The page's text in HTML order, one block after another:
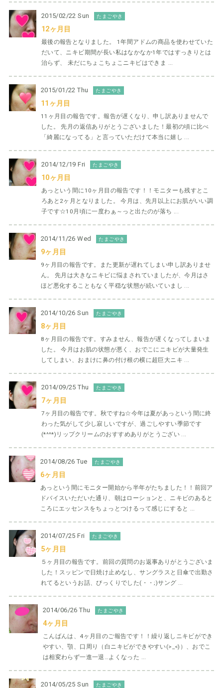
2015/02/22 Sun たまごやき
12ヶ月目
最後の報告となりました。 1年間アドムの商品を使わせていた
だいて、ニキビ期間が長い私はなかなか1年ではすっきりとは
治らず、 未だにちょこちょこニキビはできま ...
2015/01/22 Thu たまごやき
11ヶ月目
11ヶ月目の報告です。報告が遅くなり、申し訳ありませんで
した。 先月の返信ありがとうございました！最初の頃に比べ
「綺麗になってる」と言っていただけて本当に嬉し ...
2014/12/19 Fri たまごやき
10ヶ月目
あっという間に10ヶ月目の報告です！！モニターも残すとこ
ろあと2ヶ月となりました。 今月は、先月以上にお肌がいい調
子です☆10月頃に一度わぁ～っと出たのが落ち ...
2014/11/26 Wed たまごやき
9ヶ月目
9ヶ月目の報告です。また更新が遅れてしまい申し訳ありませ
ん。 先月は大きなニキビに悩まされていましたが、今月はさ
ほど悪化することもなく平穏な状態が続いていまし ...
2014/10/26 Sun たまごやき
8ヶ月目
8ヶ月目の報告です。すみません、報告が遅くなってしまいま
した。 今月はお肌の状態が悪く、おでこにニキビが大量発生
してしまい、おまけに鼻の付け根の横に超巨大ニキ ...
2014/09/25 Thu たまごやき
7ヶ月目
7ヶ月目の報告です。秋ですね☆今年は夏があっという間に終
わった気がして少し寂しいですが、過ごしやすい季節です
(*^^*)リップクリームのおすすめありがとうござい ...
2014/08/26 Tue たまごやき
6ヶ月目
あっという間にモニター開始から半年がたちました！！前回ア
ドバイスいただいた通り、朝はローションと、ニキビのあると
ころにエッセンスをちょっとつけるって感じにすると ...
2014/07/25 Fri たまごやき
5ヶ月目
５ヶ月目の報告です。前回の質問のお返事ありがとうございま
した！スッピンで日焼け止めなし、サングラスと日傘で出勤さ
れてるというお話、びっくりでした(・・;)サング ...
2014/06/26 Thu たまごやき
4ヶ月目
こんばんは、4ヶ月目のご報告です！！繰り返しニキビができ
やすい、顎、口周り（白ニキビができやすい(>_<)）、おでこ
は相変わらず一進一退…よくなった ...
2014/05/25 Sun たまごやき